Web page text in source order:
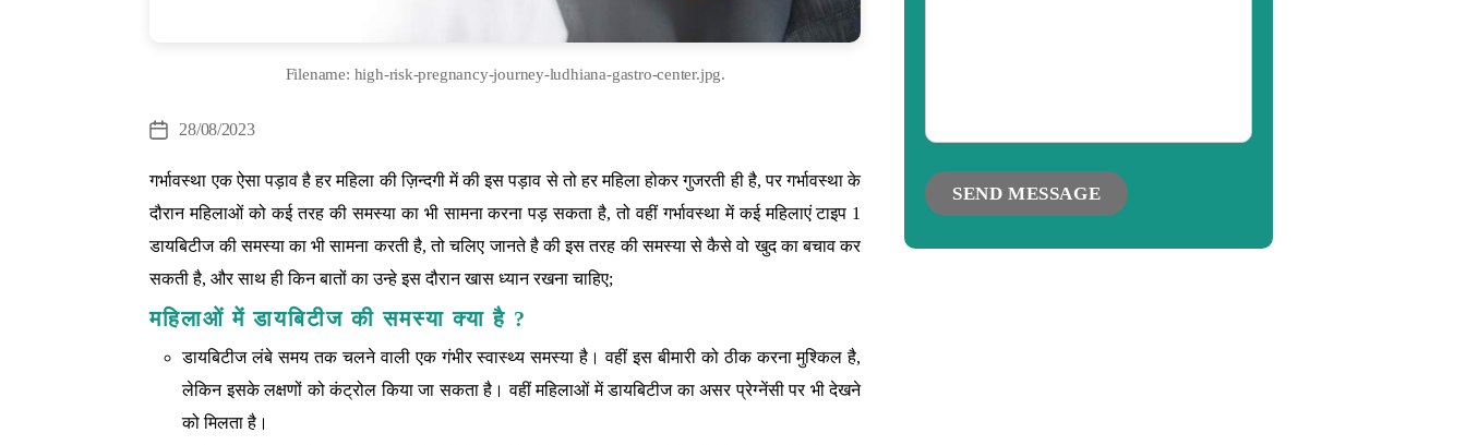
Filename: high-risk-pregnancy-journey-ludhiana-gastro-center.jpg.
Post28/08/2023
गर्भावस्था एक ऐसा पड़ाव है हर महिला की ज़िन्दगी में की इस पड़ाव से तो हर महिला होकर गुजरती ही है, पर गर्भावस्था के
दौरान महिलाओं को कई तरह की समस्या का भी सामना करना पड़ सकता है, तो वहीं गर्भावस्था में कई महिलाएं टाइप 1
डायबिटीज की समस्या का भी सामना करती है, तो चलिए जानते है की इस तरह की समस्या से कैसे वो खुद का बचाव कर
सकती है, और साथ ही किन बातों का उन्हे इस दौरान खास ध्यान रखना चाहिए;
महिलाओं में डायबिटीज की समस्या क्या है ?
डायबिटीज लंबे समय तक चलने वाली एक गंभीर स्‍वास्‍थ्‍य समस्‍या है। वहीं इस बीमारी को ठीक करना मुश्किल है,
लेकिन इसके लक्षणों को कंट्रोल किया जा सकता है। वहीं महिलाओं में डायबिटीज का असर प्रेग्‍नेंसी पर भी देखने
को मिलता है।